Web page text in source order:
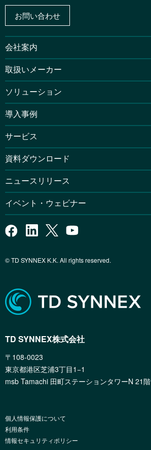
お問い合わせ
会社案内
取扱いメーカー
ソリューション
導入事例
サービス
資料ダウンロード
ニュースリリース
イベント・ウェビナー
© TD SYNNEX K.K. All rights reserved.
TD SYNNEX株式会社
〒108-0023
東京都港区芝浦3丁目1−1
msb Tamachi 田町ステーションタワーN 21階
個人情報保護について
利用条件
情報セキュリティポリシー